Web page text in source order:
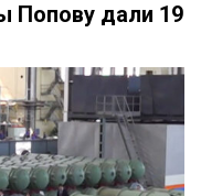
Попову дали 19